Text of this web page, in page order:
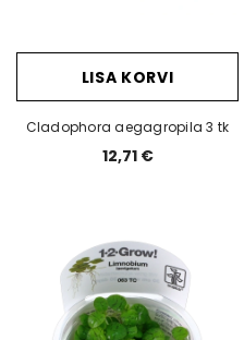
LISA KORVI
Cladophora aegagropila 3 tk
12,71 €